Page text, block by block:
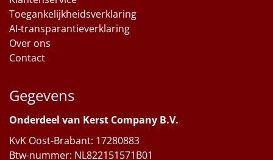
Toegankelijkheidsverklaring
AI-transparantieverklaring
Over ons
Contact
Gegevens
Onderdeel van Kerst Company B.V.
KvK Oost-Brabant: 17280883
Btw-nummer: NL822151571B01